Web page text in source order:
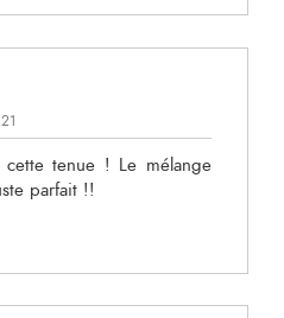
tenue ! Le mélange
parfait !!